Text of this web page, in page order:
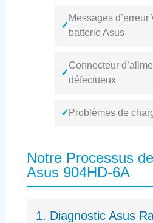
✓
Messages
batterie Asus
✓
Connecteur
défectueux
✓ Problèmes de
Notre Processus
Asus 904HD-6A
1. Diagnostic Asus